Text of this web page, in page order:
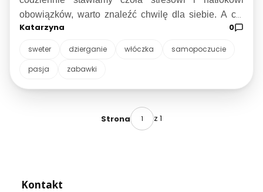
obowiązków, warto znaleźć chwilę dla siebie. A co,
jeśli powiem Ci, że istnieje sposób, aby połączyć
relaks z kreatywnością? Poznaj magiczny świat
również szereg korzyści zdrowotnych!
Katarzyna 0
sweter dzierganie włóczka
samopoczucie
pasja
zabawki
Strona z 1
Kontakt